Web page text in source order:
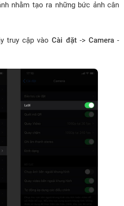
nhằm tạo ra những bức ảnh cân
truy cập vàoCài đặt-> Camera-